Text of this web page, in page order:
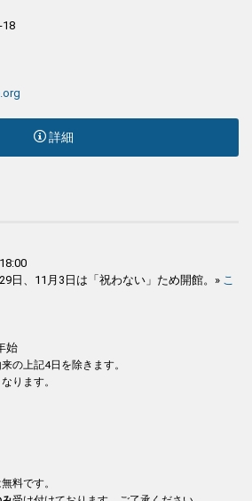
18
詳細
日、11月3日は「祝わない」ため開館。» こ
始
の上記4日を除きます。
ります。
料です。